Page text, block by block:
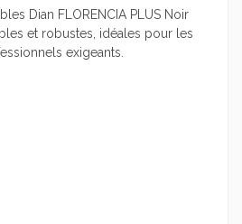
Dian FLORENCIA PLUS Noir
et robustes, idéales pour les
exigeants.